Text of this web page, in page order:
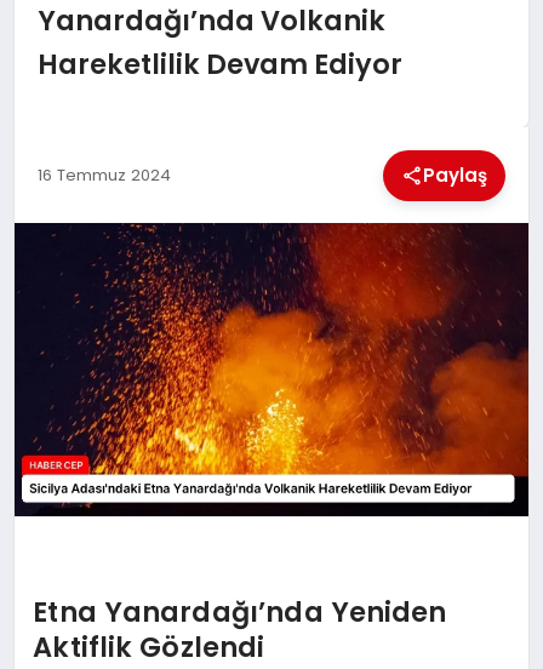
SOSYAL MEDYA
Yanardağı’nda Volkanik
Hareketlilik Devam Ediyor
16 Temmuz 2024 Paylaş
Etna Yanardağı’nda Yeniden
Aktiflik Gözlendi